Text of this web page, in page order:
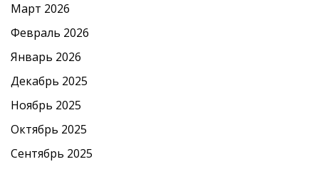
Март 2026
Февраль 2026
Январь 2026
Декабрь 2025
Ноябрь 2025
Октябрь 2025
Сентябрь 2025